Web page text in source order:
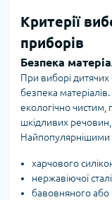
Критерії
приборів
Безпека
При виборі
безпека
екологічно чистим,
шкідливих
Найпопулярнішими
харчового
нержавіючої
бавовняного або